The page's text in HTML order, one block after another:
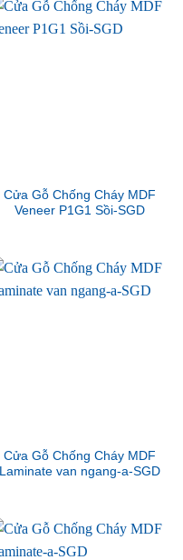
Cửa Gỗ Chống Cháy MDF
Veneer P1G1 Sồi-SGD
Cửa Gỗ Chống Cháy MDF
Laminate van ngang-a-SGD